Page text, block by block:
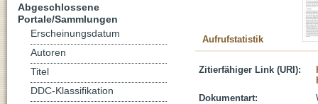
Aufrufstatistik
Zitierfähiger Link (URI):
Dokumentart:
Abgeschlossene
Portale/Sammlungen
Erscheinungsdatum
Autoren
Titel
DDC-Klassifikation